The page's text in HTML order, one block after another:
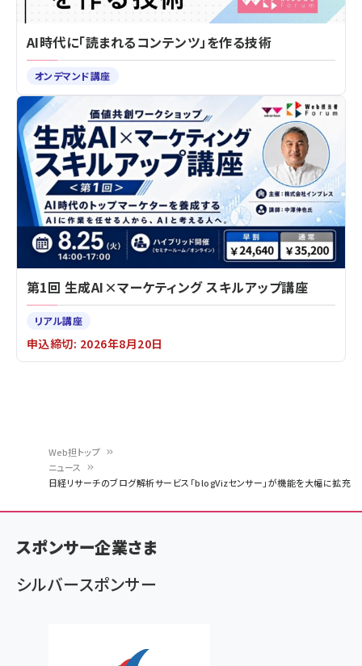
ン
く
ず
Web担トップ
ニュース
日経リサーチのブログ解析サービス「blogVizセンサー」が機能を大幅に拡充
AI時代に「読まれるコンテンツ」を作る技術
オンデマンド講座
第1回 生成AI×マーケティング スキルアップ講座
リアル講座
申込締切: 2026年8月20日
スポンサー企業さま
シルバースポンサー